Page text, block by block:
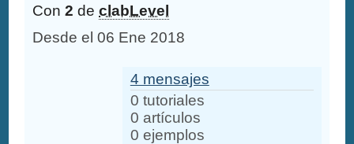
Con2 declabLevel
Desde el 06 Ene 2018
4 mensajes
0 tutoriales
0 artículos
0 ejemplos